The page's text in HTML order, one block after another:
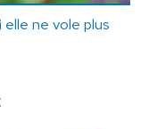
ne vole plus